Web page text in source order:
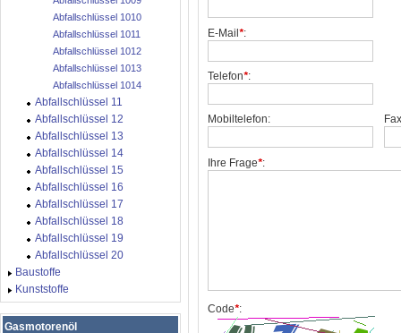
E-Mail *:
Telefon*:
Mobiltelefon:
Ihre Frage*:
Code*:
Abfallschlüssel 1010
Abfallschlüssel 1011
Abfallschlüssel 1012
Abfallschlüssel 1013
Abfallschlüssel 1014
Abfallschlüssel 11
Abfallschlüssel 12
Abfallschlüssel 13
Abfallschlüssel 14
Abfallschlüssel 15
Abfallschlüssel 16
Abfallschlüssel 17
Abfallschlüssel 18
Abfallschlüssel 19
Abfallschlüssel 20
Baustoffe
Kunststoffe
Gasmotorenöl